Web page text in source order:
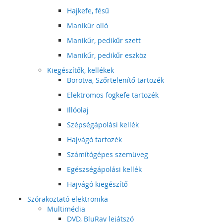
Hajkefe, fésű
Manikűr olló
Manikűr, pedikűr szett
Manikűr, pedikűr eszköz
Kiegészítők, kellékek
Borotva, Szőrtelenítő tartozék
Elektromos fogkefe tartozék
Illóolaj
Szépségápolási kellék
Hajvágó tartozék
Számítógépes szemüveg
Egészségápolási kellék
Hajvágó kiegészítő
Szórakoztató elektronika
Multimédia
DVD, BluRay lejátszó